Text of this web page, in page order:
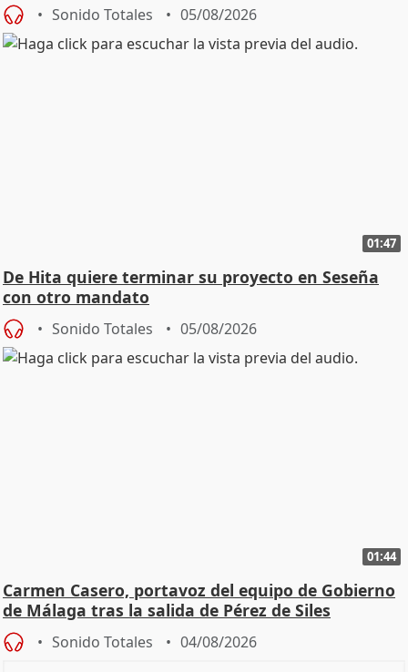
Sonido Totales 05/08/2026
01:47
De Hita quiere terminar su proyecto en Seseña
con otro mandato
Sonido Totales 05/08/2026
01:44
Carmen Casero, portavoz del equipo de Gobierno
de Málaga tras la salida de Pérez de Siles
Sonido Totales 04/08/2026